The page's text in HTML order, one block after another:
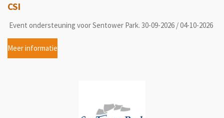
CSI
Event ondersteuning voor Sentower Park. 30-09-2026 / 04-10-2026
Meer informatie